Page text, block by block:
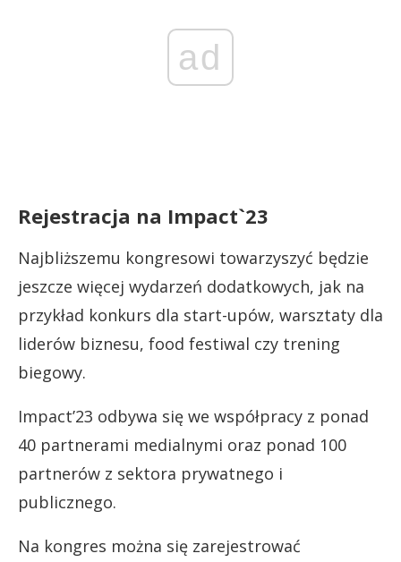
ad
Rejestracja na Impact`23
Najbliższemu kongresowi towarzyszyć będzie
jeszcze więcej wydarzeń dodatkowych, jak na
przykład konkurs dla start-upów, warsztaty dla
liderów biznesu, food festiwal czy trening
biegowy.
Impact’23 odbywa się we współpracy z ponad
40 partnerami medialnymi oraz ponad 100
partnerów z sektora prywatnego i
publicznego.
Na kongres można się zarejestrować